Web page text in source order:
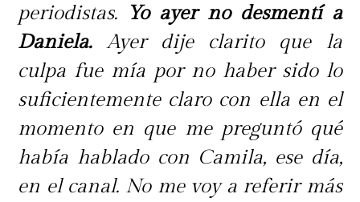
periodistas. Yo ayer no desmentí a
Daniela.Ayer dije clarito que la
culpa fue mía por no haber sido lo
suficientemente claro con ella en el
momento en que me preguntó qué
había hablado con Camila, ese día,
en el canal. No me voy a referir más